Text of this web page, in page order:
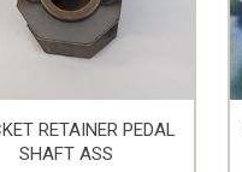
RETAINER PEDAL
SHAFT ASS